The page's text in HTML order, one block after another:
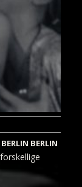
BERLIN